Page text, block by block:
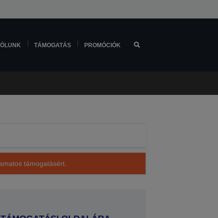
TÁMOGATÁS PROMÓCIÓK
támogatásért.